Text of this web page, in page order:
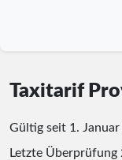
Taxitarif
Gültig seit 1.
Letzte Überprüfung